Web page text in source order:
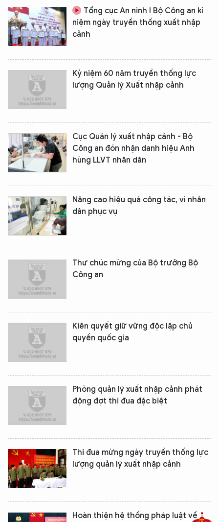
Tổng cục An ninh I Bộ Công an kỉ
niệm ngày truyền thống xuất nhập
cảnh
Kỷ niệm 60 năm truyền thống lực
lượng Quản lý Xuất nhập cảnh
Cục Quản lý xuất nhập cảnh - Bộ
Công an đón nhận danh hiệu Anh
hùng LLVT nhân dân
Nâng cao hiệu quả công tác, vì nhân
dân phục vụ
Thư chúc mừng của Bộ trưởng Bộ
Công an
Kiên quyết giữ vững độc lập chủ
quyền quốc gia
Phòng quản lý xuất nhập cảnh phát
động đợt thi đua đặc biệt
Thi đua mừng ngày truyền thống lực
lượng quản lý xuất nhập cảnh
Hoàn thiện hệ thống pháp luật về
5 điểm nghẽn của Hà Nội